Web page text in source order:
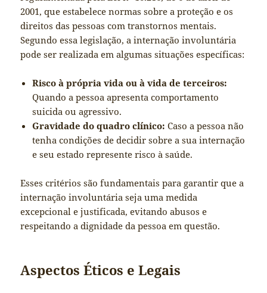
2001, que estabelece normas sobre a proteção e os
direitos das pessoas com transtornos mentais.
Segundo essa legislação, a internação involuntária
pode ser realizada em algumas situações específicas:
Risco à própria vida ou à vida de terceiros:
Quando a pessoa apresenta comportamento
suicida ou agressivo.
Gravidade do quadro clínico: Caso a pessoa não
tenha condições de decidir sobre a sua internação
e seu estado represente risco à saúde.
Esses critérios são fundamentais para garantir que a
internação involuntária seja uma medida
excepcional e justificada, evitando abusos e
respeitando a dignidade da pessoa em questão.
Aspectos Éticos e Legais